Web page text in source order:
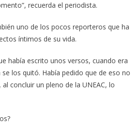
recuerda el periodista.
uno de los pocos reporteros que ha
íntimos de su vida.
había escrito unos versos, cuando era
se los quitó. Había pedido que de eso no
concluir un pleno de la UNEAC, lo